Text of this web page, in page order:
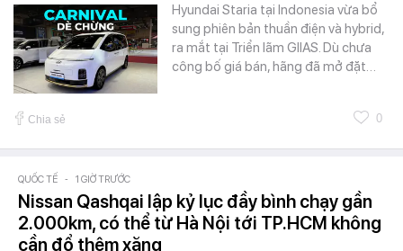
Hyundai Staria tại Indonesia vừa bổ
sung phiên bản thuần điện và hybrid,
ra mắt tại Triển lãm GIIAS. Dù chưa
công bố giá bán, hãng đã mở đặt…
Chia sẻ 0
QUỐC TẾ - 1 GIỜ TRƯỚC
Nissan Qashqai lập kỷ lục đầy bình chạy gần
2.000km, có thể từ Hà Nội tới TP.HCM không
cần đổ thêm xăng